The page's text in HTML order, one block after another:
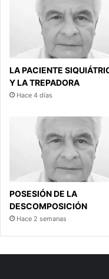
LA PACIENTE
Y LA TREPADORA
Hace 4 días
POSESIÓN DE LA
DESCOMPOSICIÓN
Hace 2 semanas